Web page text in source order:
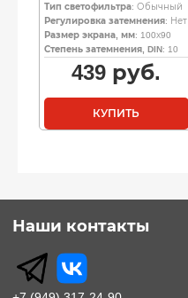
Тип светофильтра: Обычный
Регулировка затемнения: Нет
Размер экрана, мм: 100х90
Степень затемнения, DIN: 10
439 руб.
КУПИТЬ
Наши контакты